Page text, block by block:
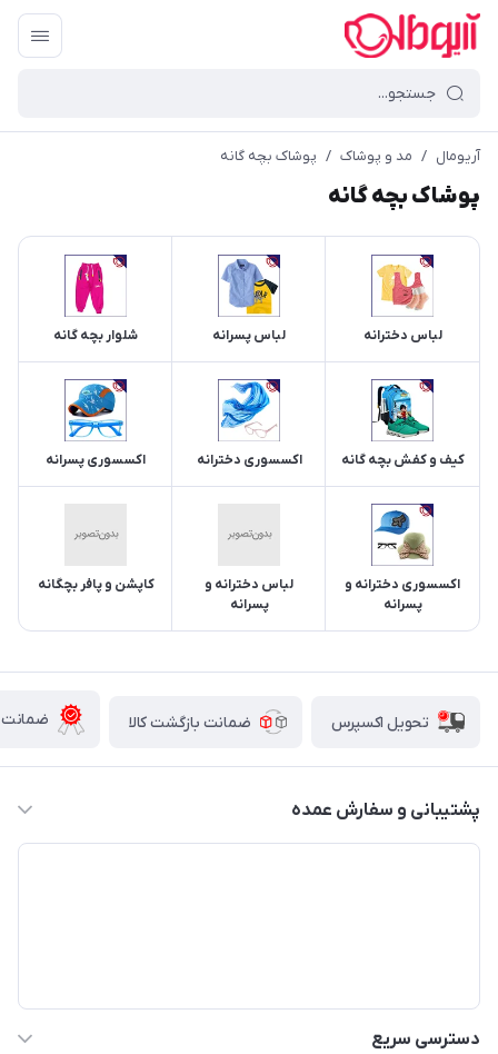
آریومال / مد و پوشاک / پوشاک بچه گانه
پوشاک بچه گانه
لباس دخترانه لباس پسرانه شلوار بچه گانه
کیف و کفش بچه گانه اکسسوری دخترانه اکسسوری پسرانه
اکسسوری دخترانه و
پسرانه
لباس دخترانه و
پسرانه
کاپشن و پافر بچگانه
تحویل اکسپرس ضمانت بازگشت کالا ضمانت
پشتیبانی و سفارش عمده
دسترسی سریع